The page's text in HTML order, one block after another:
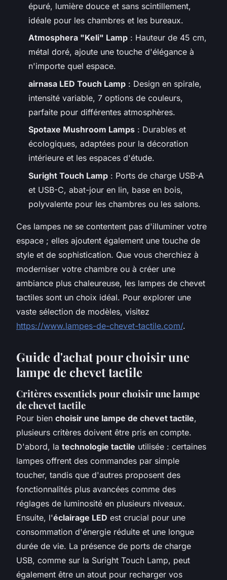
épuré, lumière douce et sans scintillement,
idéale pour les chambres et les bureaux.
Atmosphera "Keli" Lamp : Hauteur de 45 cm,
métal doré, ajoute une touche d'élégance à
n'importe quel espace.
airnasa LED Touch Lamp : Design en spirale,
intensité variable, 7 options de couleurs,
parfaite pour différentes atmosphères.
Spotaxe Mushroom Lamps : Durables et
écologiques, adaptées pour la décoration
intérieure et les espaces d'étude.
Suright Touch Lamp : Ports de charge USB-A
et USB-C, abat-jour en lin, base en bois,
polyvalente pour les chambres ou les salons.
Ces lampes ne se contentent pas d'illuminer votre
espace ; elles ajoutent également une touche de
style et de sophistication. Que vous cherchiez à
moderniser votre chambre ou à créer une
ambiance plus chaleureuse, les lampes de chevet
tactiles sont un choix idéal. Pour explorer une
vaste sélection de modèles, visitez
https://www.lampes-de-chevet-tactile.com/.
Guide d'achat pour choisir une
lampe de chevet tactile
Critères essentiels pour choisir une lampe
de chevet tactile
Pour bien choisir une lampe de chevet tactile,
plusieurs critères doivent être pris en compte.
D'abord, la technologie tactile utilisée : certaines
lampes offrent des commandes par simple
toucher, tandis que d'autres proposent des
fonctionnalités plus avancées comme des
réglages de luminosité en plusieurs niveaux.
Ensuite, l'éclairage LED est crucial pour une
consommation d'énergie réduite et une longue
durée de vie. La présence de ports de charge
USB, comme sur la Suright Touch Lamp, peut
également être un atout pour recharger vos